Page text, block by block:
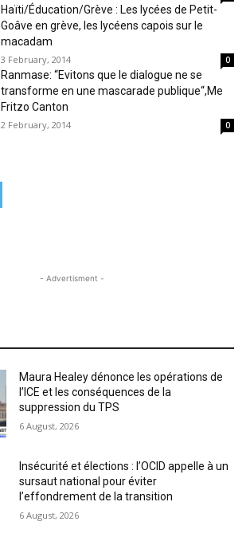
Haïti/Éducation/Grève : Les lycées de Petit-
Goâve en grève, les lycéens capois sur le
macadam
3 February, 2014 0
Ranmase: “Evitons que le dialogue ne se
transforme en une mascarade publique“,Me
Fritzo Canton
2 February, 2014 0
- Advertisment -
Maura Healey dénonce les opérations de
l’ICE et les conséquences de la
suppression du TPS
6 August, 2026
Insécurité et élections : l’OCID appelle à un
sursaut national pour éviter
l’effondrement de la transition
6 August, 2026